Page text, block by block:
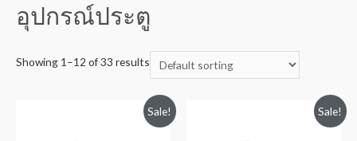
อุปกรณ์ประตู
Showing 1–12 of 33 results
Sale! Sale!